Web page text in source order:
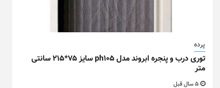
پرده
توری درب و پنجره ابروند مدل ph105 سایز ۷۵*۲۱۵ سانتی
متر